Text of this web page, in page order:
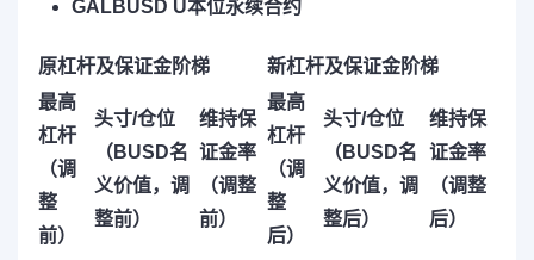
GALBUSD U本位永续合约
原杠杆及保证金阶梯
新杠杆及保证金阶梯
最高
杠杆
（调
整
前）
头寸/仓位
（BUSD名
义价值，调
整前）
维持保
证金率
（调整
前）
最高
杠杆
（调
整
后）
头寸/仓位
（BUSD名
义价值，调
整后）
维持保
证金率
（调整
后）